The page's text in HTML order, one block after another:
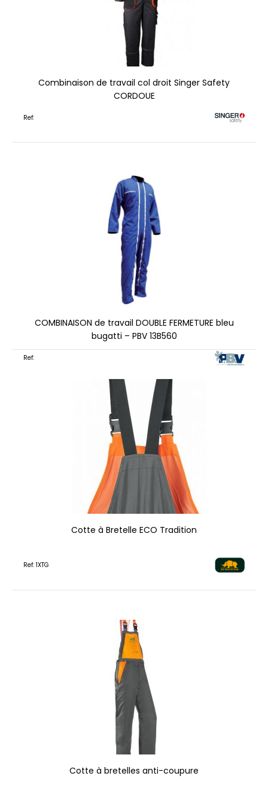
Combinaison de travail col droit Singer Safety
CORDOUE
Ref:
COMBINAISON de travail DOUBLE FERMETURE bleu
bugatti – PBV 13B560
Ref:
Cotte à Bretelle ECO Tradition
Ref: 1XTG
Cotte à bretelles anti-coupure